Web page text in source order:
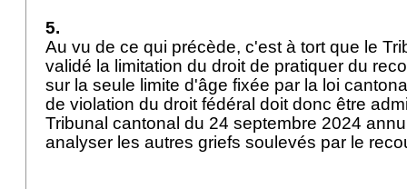
5.
Au vu de ce qui précède, c'est à tort que le
validé la limitation du droit de pratiquer du
sur la seule limite d'âge fixée par la loi
de violation du droit fédéral doit donc être
Tribunal cantonal du 24 septembre 2024
analyser les autres griefs soulevés par le